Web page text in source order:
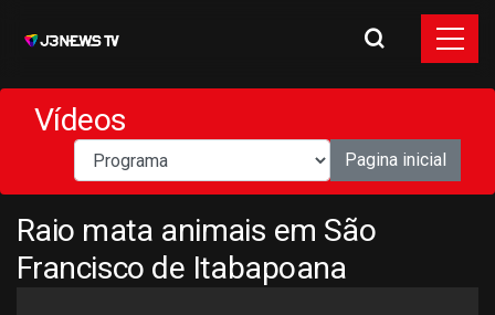
Vídeos
Pagina inicial
Raio mata animais em São
Francisco de Itabapoana